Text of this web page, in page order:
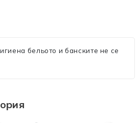
бельото и банските не се